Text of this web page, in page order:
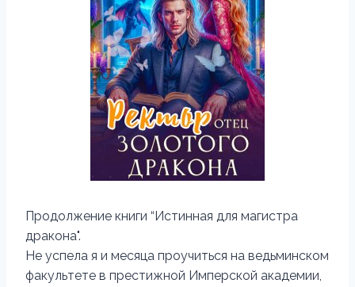
Продолжение книги “Истинная для магистра
дракона".
Не успела я и месяца проучиться на ведьминском
факультете в престижной Имперской академии,